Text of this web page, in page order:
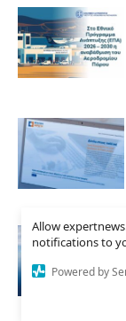
Allow
notifications to
Powered by